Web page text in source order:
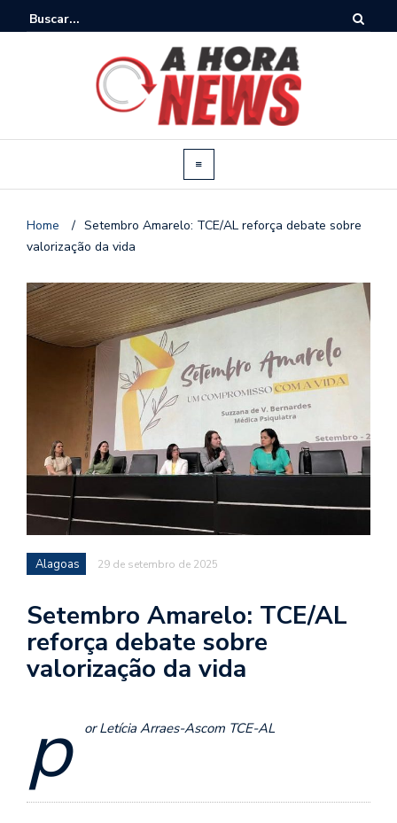
Home / Setembro Amarelo: TCE/AL reforça debate sobre
valorização da vida
Alagoas 29 de setembro de 2025
Setembro Amarelo: TCE/AL
reforça debate sobre
valorização da vida
p or Letícia Arraes-Ascom TCE-AL